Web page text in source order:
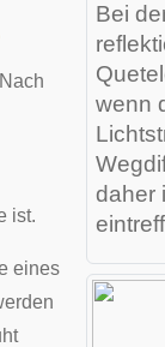
Bei
wenn
daher
ist.
eines